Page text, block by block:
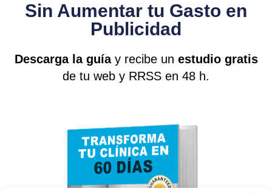
Sin Aumentar tu Gasto en
Publicidad
Descarga la guíay recibe un estudio gratis
de tu web y RRSS en 48 h.